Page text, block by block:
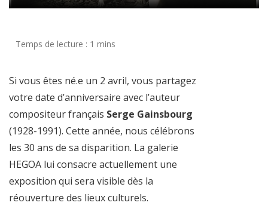
Si vous êtes né.e un 2 avril, vous partagez
votre date d’anniversaire avec l’auteur
compositeur français Serge Gainsbourg
(1928-1991). Cette année, nous célébrons
les 30 ans de sa disparition. La galerie
HEGOA lui consacre actuellement une
exposition qui sera visible dès la
réouverture des lieux culturels.